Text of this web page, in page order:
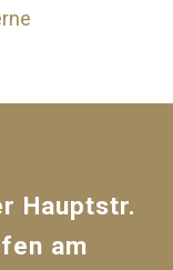
Hauptstr.
am